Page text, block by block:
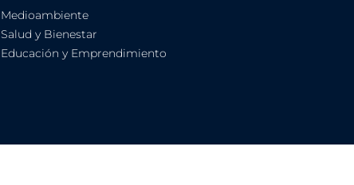
Medioambiente
Salud y Bienestar
Educación y Emprendimiento